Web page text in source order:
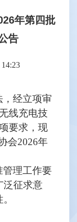
年第四批
告
经立项审
无线充电技
要求，现
会2026年
管理工作要
泛征求意